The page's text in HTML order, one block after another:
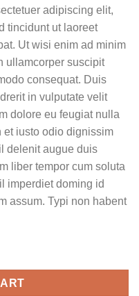
adipiscing elit,
tincidunt ut laoreet
Ut wisi enim ad minim
ullamcorper suscipit
consequat. Duis
in vulputate velit
dolore eu feugiat nulla
et iusto odio dignissim
delenit augue duis
liber tempor cum soluta
imperdiet doming id
assum. Typi non habent